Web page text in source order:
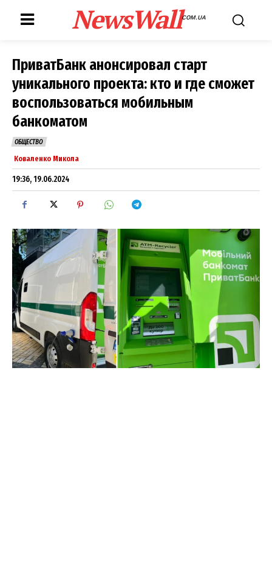
NewsWallCOM.UA
ПриватБанк анонсировал старт
уникального проекта: кто и где сможет
воспользоваться мобильным
банкоматом
ОБЩЕСТВО
Коваленко Микола
19:36, 19.06.2024